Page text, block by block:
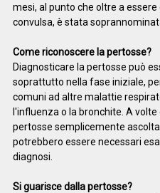
mesi, al punto che oltre a
convulsa, è stata
Come riconoscere la pertosse?
Diagnosticare la pertosse può
soprattutto nella fase iniziale,
comuni ad altre malattie
l'influenza o la bronchite. A
pertosse semplicemente
potrebbero essere necessari
diagnosi.
Si guarisce dalla pertosse?